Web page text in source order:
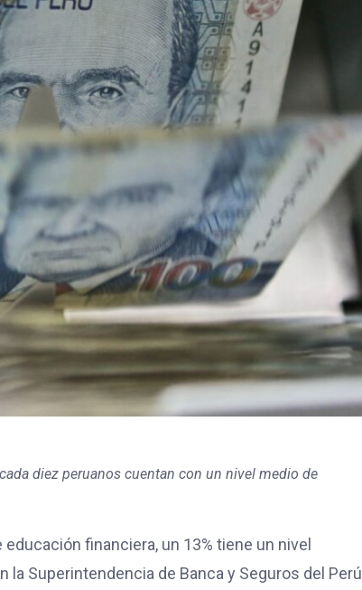
diez peruanos cuentan con un nivel medio de
financiera, un 13% tiene un nivel
la Superintendencia de Banca y Seguros del Perú